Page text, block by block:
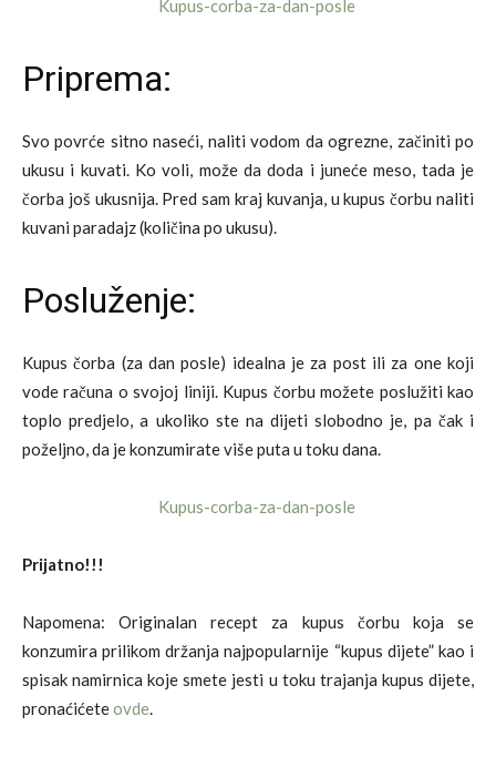
Priprema:
Svo povrće sitno naseći, naliti vodom da ogrezne, začiniti po
ukusu i kuvati. Ko voli, može da doda i juneće meso, tada je
čorba još ukusnija. Pred sam kraj kuvanja, u kupus čorbu naliti
kuvani paradajz (količina po ukusu).
Posluženje:
Kupus čorba (za dan posle) idealna je za post ili za one koji
vode računa o svojoj liniji. Kupus čorbu možete poslužiti kao
toplo predjelo, a ukoliko ste na dijeti slobodno je, pa čak i
poželjno, da je konzumirate više puta u toku dana.
Prijatno!!!
Napomena: Originalan recept za kupus čorbu koja se
konzumira prilikom držanja najpopularnije “kupus dijete” kao i
spisak namirnica koje smete jesti u toku trajanja kupus dijete,
pronaćićeteovde.